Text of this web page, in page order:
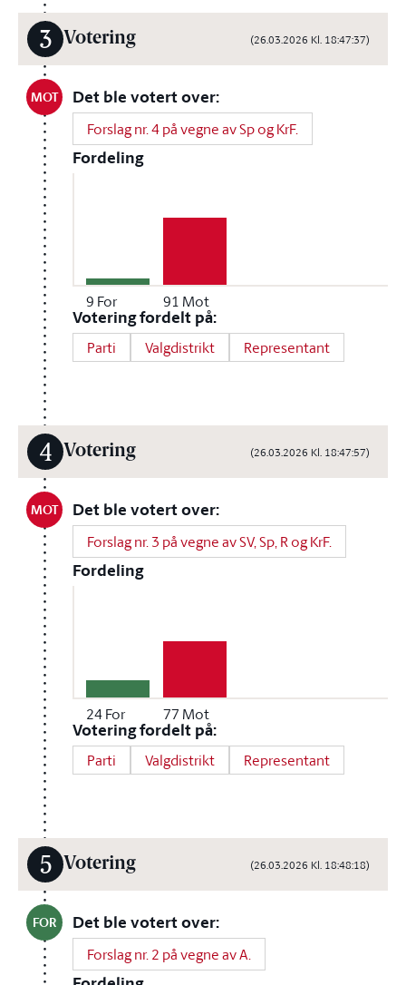
3 Votering (26.03.2026 Kl. 18:47:37)
MOT Det ble votert over:
Forslag nr. 4 på vegne av Sp og KrF.
Fordeling
9 For 91 Mot
Votering fordelt på:
Parti Valgdistrikt Representant
4 Votering (26.03.2026 Kl. 18:47:57)
MOT Det ble votert over:
Forslag nr. 3 på vegne av SV, Sp, R og KrF.
Fordeling
24For 77 Mot
Votering fordelt på:
Parti Valgdistrikt Representant
5 Votering (26.03.2026 Kl. 18:48:18)
FOR Det ble votert over:
Forslag nr. 2 på vegne av A.